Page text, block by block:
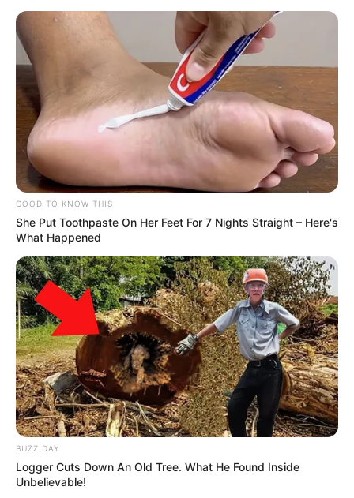
GOOD TO KNOW THIS
She Put Toothpaste On Her Feet For 7 Nights Straight – Here's
What Happened
BUZZ DAY
Logger Cuts Down An Old Tree. What He Found Inside
Unbelievable!